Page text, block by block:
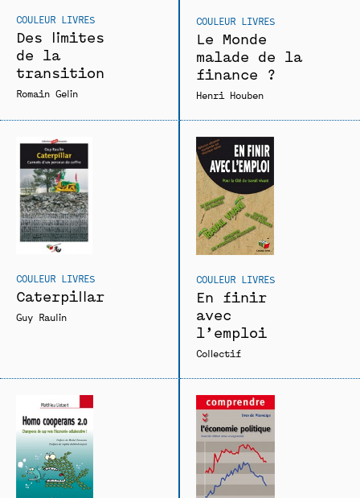
COULEUR LIVRES
Des limites
de la
transition
Romain Gelin
COULEUR LIVRES
Le Monde
malade de la
finance ?
Henri Houben
COULEUR LIVRES
Caterpillar
Guy Raulin
COULEUR LIVRES
En finir
avec
l’emploi
Collectif